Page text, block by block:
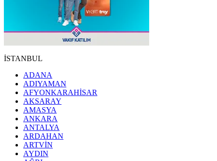
İSTANBUL
ADANA
ADIYAMAN
AFYONKARAHİSAR
AKSARAY
AMASYA
ANKARA
ANTALYA
ARDAHAN
ARTVİN
AYDIN